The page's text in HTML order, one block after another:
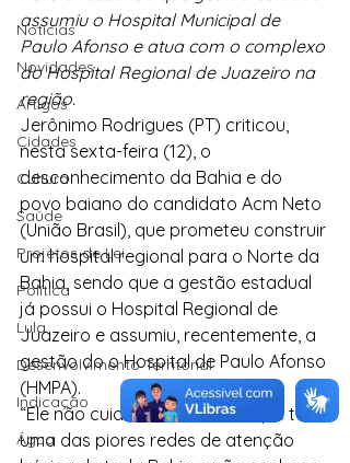
Notícias
Novidades
Artigos
Cidades
Cultura
Saúde
Projetos de Lei
Política
Lula
Desenvolvimento Territorial
Indicação
Água
assumiu o Hospital Municipal de
Paulo Afonso e atua com o complexo
do Hospital Regional de Juazeiro na
região.
Jerônimo Rodrigues (PT) criticou,
nesta sexta-feira (12), o
desconhecimento da Bahia e do
povo baiano do candidato Acm Neto
(União Brasil), que prometeu construir
um hospital regional para o Norte da
Bahia, sendo que a gestão estadual
já possui o Hospital Regional de
Juazeiro e assumiu, recentemente, a
gestão do o Hospital de Paulo Afonso
(HMPA).
“Ele não cuidou de Salvador, que tem
uma das piores redes de atenção